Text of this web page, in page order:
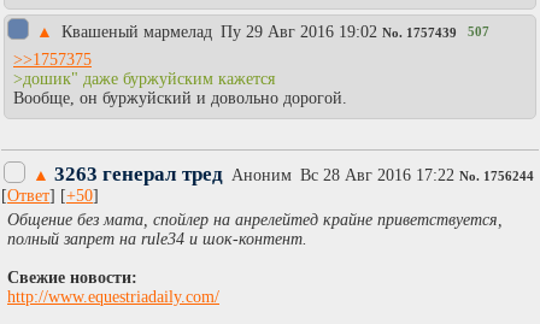
▲ Квашеный мармелад Пy 29 Авг 2016 19:02 No. 1757439 507
>>1757375
>дошик" даже буржуйским кажется
Вообще, он буржуйский и довольно дорогой.
▲ 3263 генерал тред Аноним Вc 28 Авг 2016 17:22 No. 1756244
[Ответ] [+50]
Общение без мата, спойлер на анрелейтед крайне приветствуется,
полный запрет на rule34 и шок-контент.
Свежие новости:
http://www.equestriadaily.com/